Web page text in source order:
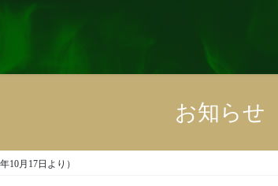
お知らせ
10月17日より）